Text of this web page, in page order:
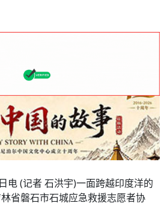
电 (记者 石洪宇)一面跨越印度洋的
省磐石市石城应急救援志愿者协